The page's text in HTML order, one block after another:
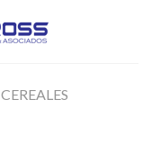
CEREALES